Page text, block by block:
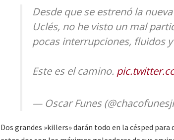
Desde que se estrenó la
Uclés, no he visto un mal
pocas interrupciones, fluidos
Este es el camino.
— Oscar Funes
Dos grandes »killers» darán todo en la césped